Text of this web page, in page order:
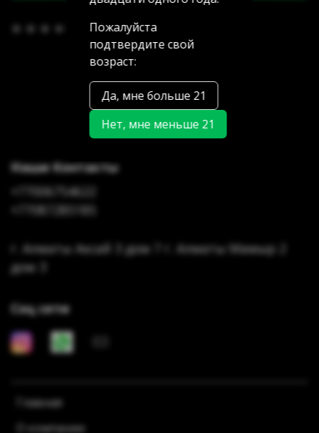
(0) В избранное
Главная
О компании
Наши Контакты
+77006754622
+77087285185
г. Алматы Аксай 3 дом 7 г. Алматы Мамыр 2
дом 3
Соц сети
Пожалуйста
подтвердите свой
возраст:
Да, мне больше 21
Нет, мне меньше 21